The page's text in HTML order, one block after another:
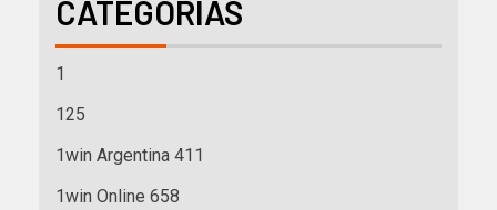
CATEGORÍAS
1
125
1win Argentina 411
1win Online 658